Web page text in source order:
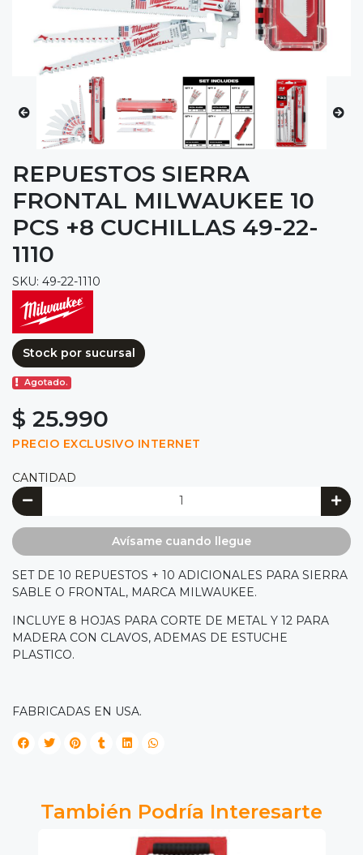
REPUESTOS SIERRA
FRONTAL MILWAUKEE 10
PCS +8 CUCHILLAS 49-22-
1110
SKU: 49-22-1110
Stock por sucursal
Agotado.
$ 25.990
PRECIO EXCLUSIVO INTERNET
CANTIDAD
Avísame cuando llegue
SET DE 10 REPUESTOS + 10 ADICIONALES PARA SIERRA
SABLE O FRONTAL, MARCA MILWAUKEE.
INCLUYE 8 HOJAS PARA CORTE DE METAL Y 12 PARA
MADERA CON CLAVOS, ADEMAS DE ESTUCHE
PLASTICO.
FABRICADAS EN USA.
También Podría Interesarte